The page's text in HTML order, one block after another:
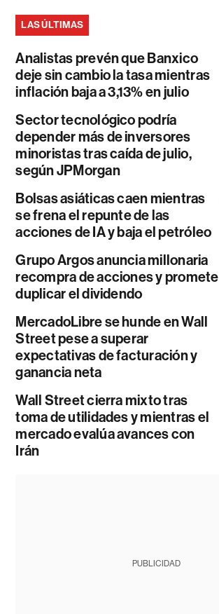
LAS ÚLTIMAS
Analistas prevén que Banxico
deje sin cambio la tasa mientras
inflación baja a 3,13% en julio
Sector tecnológico podría
depender más de inversores
minoristas tras caída de julio,
según JPMorgan
Bolsas asiáticas caen mientras
se frena el repunte de las
acciones de IA y baja el petróleo
Grupo Argos anuncia millonaria
recompra de acciones y promete
duplicar el dividendo
MercadoLibre se hunde en Wall
Street pese a superar
expectativas de facturación y
ganancia neta
Wall Street cierra mixto tras
toma de utilidades y mientras el
mercado evalúa avances con
Irán
PUBLICIDAD